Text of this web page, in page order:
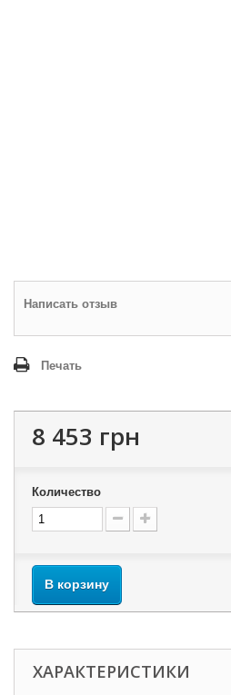
Написать отзыв
Печать
8 453 грн
Количество
В корзину
ХАРАКТЕРИСТИКИ